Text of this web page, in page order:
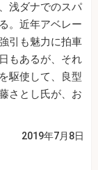
浅ダナでのスパ
。近年アベレー
引も魅力に拍車
もあるが、それ
駆使して、良型
さとし氏が、お
2019年7月8日